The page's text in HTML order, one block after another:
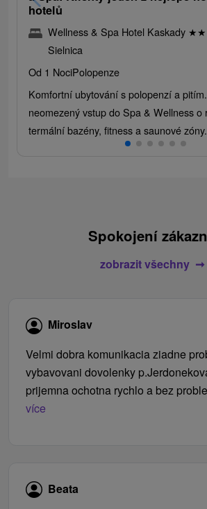
hotelů
Wellness & Spa Hotel Kaskady ★★
Sielnica
Od 1 NociPolopenze
Komfortní ubytování s polopenzí a
neomezený vstup do Spa & Wellness o
termální bazény, fitness a saunové zóny.
Spokojení
zobrazit všechny
Miroslav
Velmi dobra komunikacia ziadne
vybavovani dovolenky
prijemna ochotna rychlo a bez
více
Beata